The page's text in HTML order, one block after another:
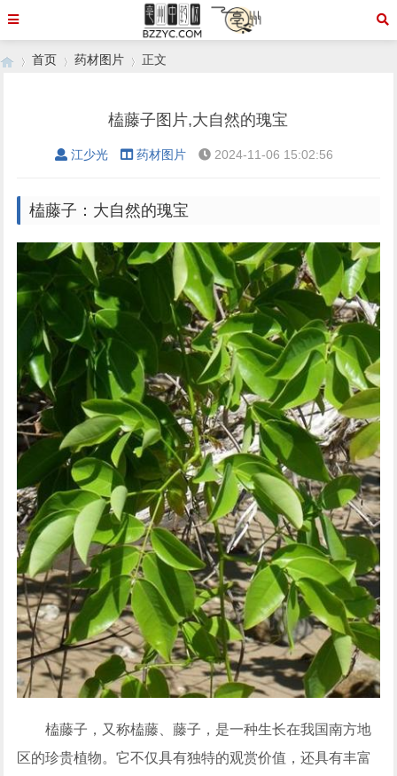
首页 药材图片 正文
榼藤子图片,大自然的瑰宝
江少光 药材图片 2024-11-06 15:02:56
榼藤子：大自然的瑰宝
榼藤子，又称榼藤、藤子，是一种生长在我国南方地
区的珍贵植物。它不仅具有独特的观赏价值，还具有丰富